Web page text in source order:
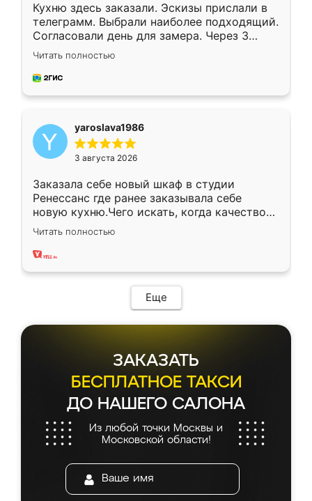
Кухню здесь заказали. Эскизы прислали в
телеграмм. Выбрали наиболее подходящий.
Согласовали день для замера. Через 3
недели кухня была уже готова. Остались
довольны работой. Спасибо Ренессанс
мебель за качественную работу!
Читать полностью
yaroslava1986
3 августа 2026
Заказала себе новый шкаф в студии
Ренессанс где ранее заказывала себе
новую кухню.Чего искать, когда качеством
вполне довольна. Служит кухня уже почти
два года, нареканий нет.
Читать полностью
Еще
ЗАКАЗАТЬ
БЕСПЛАТНОЕ ТАКСИ
ДО НАШЕГО САЛОНА
Из любой точки Москвы и
Московской области!